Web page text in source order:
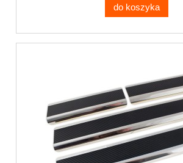
do koszyka